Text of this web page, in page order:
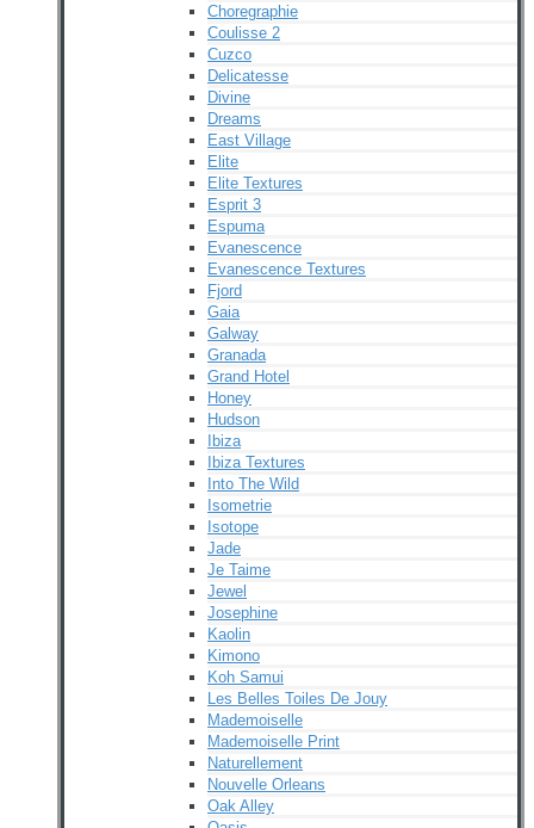
Choregraphie
Coulisse 2
Cuzco
Delicatesse
Divine
Dreams
East Village
Elite
Elite Textures
Esprit 3
Espuma
Evanescence
Evanescence Textures
Fjord
Gaia
Galway
Granada
Grand Hotel
Honey
Hudson
Ibiza
Ibiza Textures
Into The Wild
Isometrie
Isotope
Jade
Je Taime
Jewel
Josephine
Kaolin
Kimono
Koh Samui
Les Belles Toiles De Jouy
Mademoiselle
Mademoiselle Print
Naturellement
Nouvelle Orleans
Oak Alley